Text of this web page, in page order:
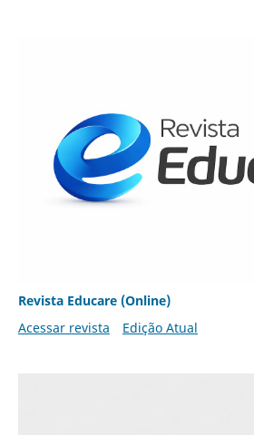
Revista Educare (Online)
Acessar revista
Edição Atual